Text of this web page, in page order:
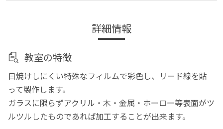
詳細情報
教室の特徴
日焼けしにくい特殊なフィルムで彩色し、リード線を貼
って製作します。
ガラスに限らずアクリル・木・金属・ホーロー等表面がツ
ルツルしたものであれば加工することが出来ます。